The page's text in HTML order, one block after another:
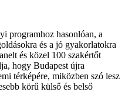
programhoz hasonlóan, a
és a jó gyakorlatokra
és közel 100 szakértőt
hogy Budapest újra
térképére, miközben szó lesz
körű külső és belső